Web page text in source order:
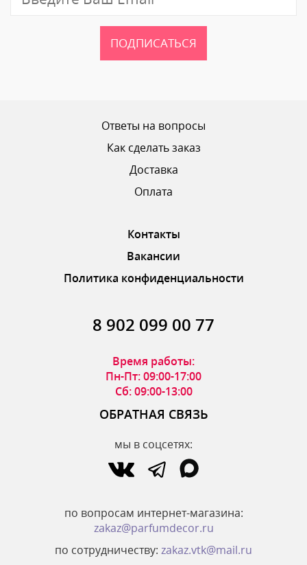
ПОДПИСАТЬСЯ
Ответы на вопросы
Как сделать заказ
Доставка
Оплата
Контакты
Вакансии
Политика конфиденциальности
8 902 099 00 77
Время работы:
Пн-Пт: 09:00-17:00
Сб: 09:00-13:00
ОБРАТНАЯ СВЯЗЬ
мы в соцсетях:
по вопросам интернет-магазина:
zakaz@parfumdecor.ru
по сотрудничеству: zakaz.vtk@mail.ru